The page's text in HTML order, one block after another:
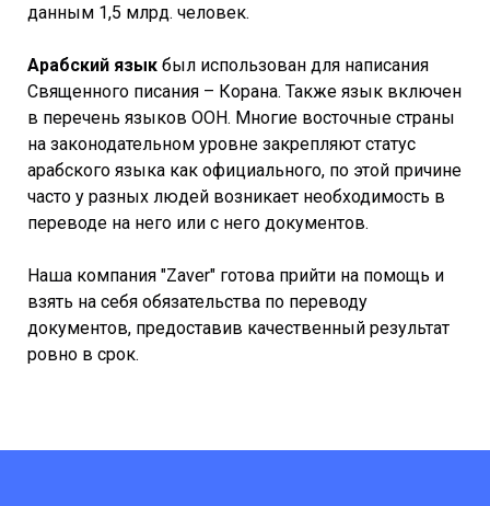
данным 1,5 млрд. человек.
Арабский язык был использован для написания
Священного писания – Корана. Также язык включен
в перечень языков ООН. Многие восточные страны
на законодательном уровне закрепляют статус
арабского языка как официального, по этой причине
часто у разных людей возникает необходимость в
переводе на него или с него документов.
Наша компания "Zaver" готова прийти на помощь и
взять на себя обязательства по переводу
документов, предоставив качественный результат
ровно в срок.